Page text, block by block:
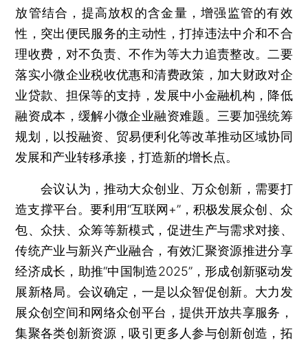
放管结合，提高放权的含金量，增强监管的有效
性，突出便民服务的主动性，打掉违法中介和不合
理收费，对不负责、不作为等大力追责整改。二要
落实小微企业税收优惠和清费政策，加大财政对企
业贷款、担保等的支持，发展中小金融机构，降低
融资成本，缓解小微企业融资难题。三要加强统筹
规划，以投融资、贸易便利化等改革推动区域协同
发展和产业转移承接，打造新的增长点。
会议认为，推动大众创业、万众创新，需要打
造支撑平台。要利用“互联网+”，积极发展众创、众
包、众扶、众筹等新模式，促进生产与需求对接、
传统产业与新兴产业融合，有效汇聚资源推进分享
经济成长，助推“中国制造2025”，形成创新驱动发
展新格局。会议确定，一是以众智促创新。大力发
展众创空间和网络众创平台，提供开放共享服务，
集聚各类创新资源，吸引更多人参与创新创造，拓